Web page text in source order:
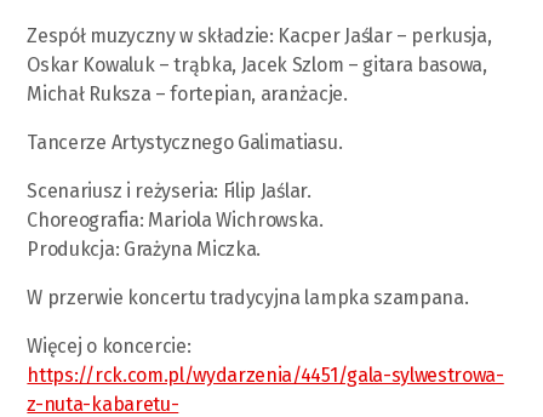
Zespół muzyczny w składzie: Kacper Jaślar – perkusja,
Oskar Kowaluk – trąbka, Jacek Szlom – gitara basowa,
Michał Ruksza – fortepian, aranżacje.
Tancerze Artystycznego Galimatiasu.
Scenariusz i reżyseria: Filip Jaślar.
Choreografia: Mariola Wichrowska.
Produkcja: Grażyna Miczka.
W przerwie koncertu tradycyjna lampka szampana.
Więcej o koncercie:
https://rck.com.pl/wydarzenia/4451/gala-sylwestrowa-
z-nuta-kabaretu-